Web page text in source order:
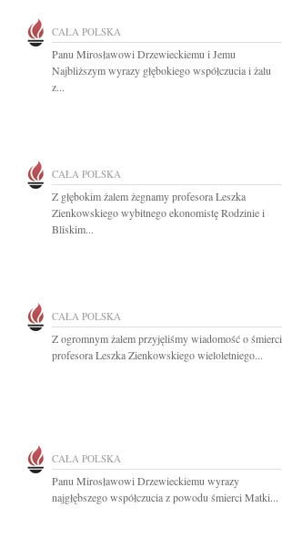
CAŁA POLSKA
Panu Mirosławowi Drzewieckiemu i Jemu
Najbliższym wyrazy głębokiego współczucia i żalu
z...
CAŁA POLSKA
Z głębokim żalem żegnamy profesora Leszka
Zienkowskiego wybitnego ekonomistę Rodzinie i
Bliskim...
CAŁA POLSKA
Z ogromnym żalem przyjęliśmy wiadomość o śmierci
profesora Leszka Zienkowskiego wieloletniego...
CAŁA POLSKA
Panu Mirosławowi Drzewieckiemu wyrazy
najgłębszego współczucia z powodu śmierci Matki...